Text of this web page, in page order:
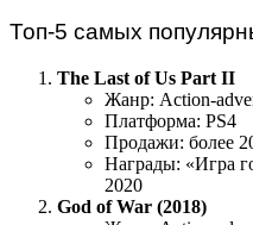
Топ-5 самых
The Last of Us Part II
Жанр: Action-
Платформа: PS4
Продажи: более
Награды: «Игра
2020
God of War (2018)